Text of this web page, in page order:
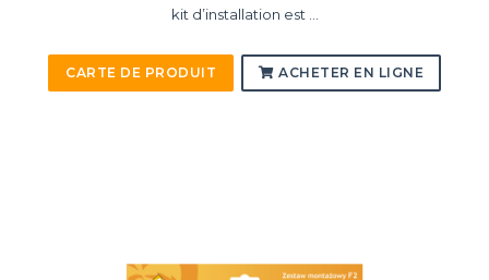
kit d’installation est ...
CARTE DE PRODUIT ACHETER EN LIGNE